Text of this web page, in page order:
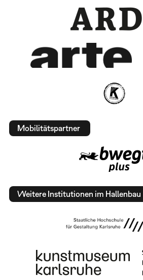
Mobilitätspartner
Weitere Institutionen im Hallenbau